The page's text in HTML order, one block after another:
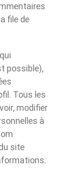
file de
possible),
Tous les
modifier
à
site